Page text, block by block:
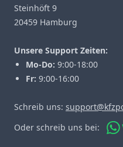
Steinhöft 9
20459 Hamburg
Unsere Support Zeiten:
Mo-Do: 9:00-18:00
Fr: 9:00-16:00
Schreib uns:
Oder schreib uns bei: